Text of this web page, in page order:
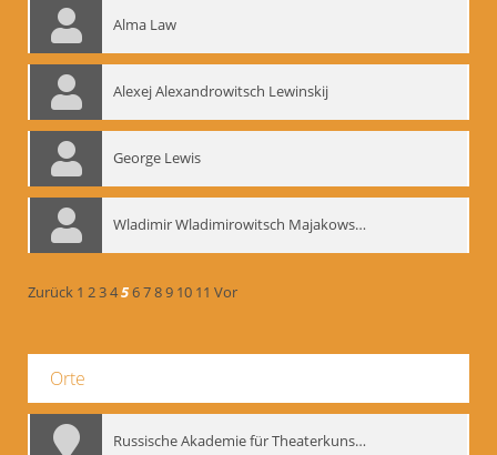
Alma Law
Alexej Alexandrowitsch Lewinskij
George Lewis
Wladimir Wladimirowitsch Majakowskij
Zurück 1 23456789 10 11 Vor
Orte
Russische Akademie für Theaterkunst – GITIS